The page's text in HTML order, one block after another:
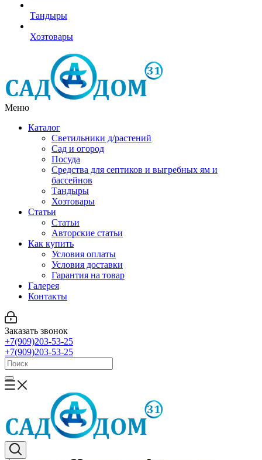
Тандыры
Хозтовары
Меню
Каталог
Светильники д/растений
Сад и огород
Посуда
Средства для септиков и выгребных ям и
бассейнов
Тандыры
Хозтовары
Статьи
Статьи
Авторские статьи
Как купить
Условия оплаты
Условия доставки
Гарантия на товар
Галерея
Контакты
Заказать звонок
+7(909)203-53-25
+7(909)203-53-25